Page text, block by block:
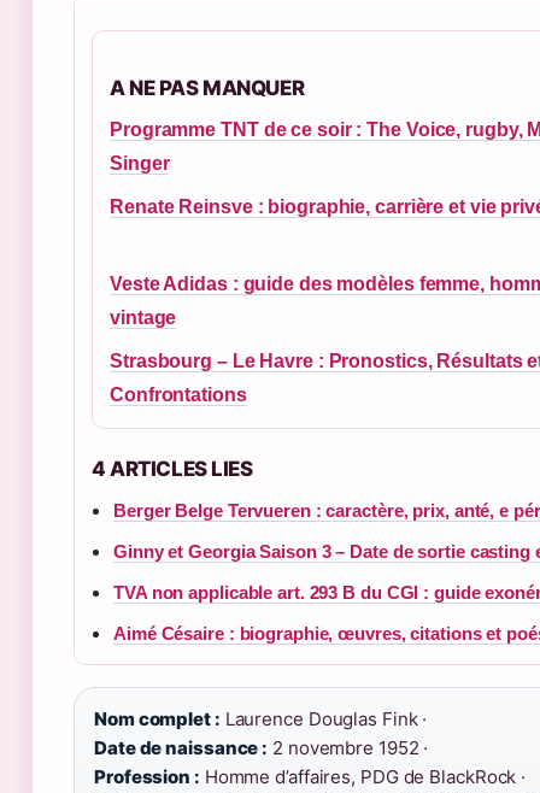
A NE PAS MANQUER
Programme TNT de ce soir : The Voice, rugby,
Singer
Renate Reinsve : biographie, carrière et vie
Veste Adidas : guide des modèles femme,
vintage
Strasbourg – Le Havre : Pronostics, Résultats
Confrontations
4 ARTICLES LIES
Berger Belge Tervueren : caractère, prix, anté, e
Ginny et Georgia Saison 3 – Date de sortie casting
TVA non applicable art. 293 B du CGI : guide
Aimé Césaire : biographie, œuvres, citations et
Nom complet : Laurence Douglas Fink ·
Date de naissance : 2 novembre 1952 ·
Profession : Homme d’affaires, PDG de BlackRock ·